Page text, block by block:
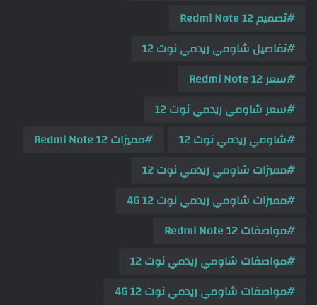
تصميم Redmi Note 12
تفاصيل شاومي ريدمي نوت 12
سعر Redmi Note 12
سعر شاومي ريدمي نوت 12
شاومي ريدمي نوت 12
مميزات Redmi Note 12
مميزات شاومي ريدمي نوت 12
مميزات شاومي ريدمي نوت 12 4G
مواصفات Redmi Note 12
مواصفات شاومي ريدمي نوت 12
مواصفات شاومي ريدمي نوت 12 4G